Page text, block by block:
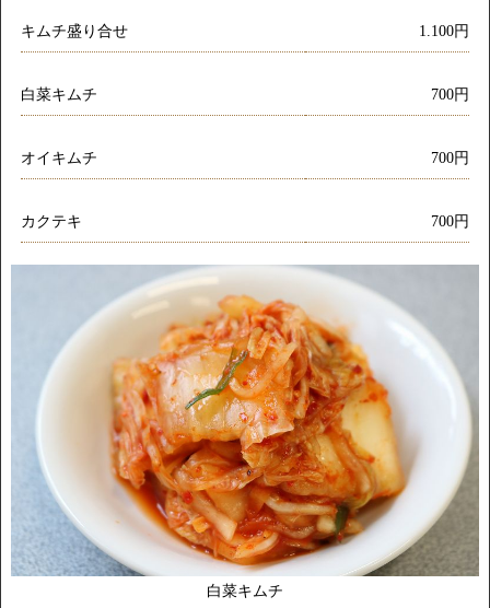
キムチ盛り合せ 1.100円
白菜キムチ 700円
オイキムチ 700円
カクテキ 700円
白菜キムチ